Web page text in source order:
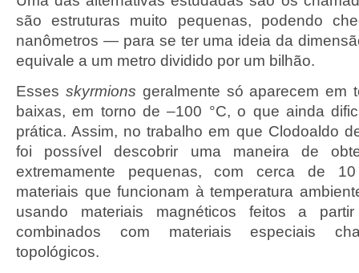
são estruturas muito pequenas, podendo
nanômetros — para se ter uma ideia da
equivale a um metro dividido por um bilhão.
Esses skyrmions geralmente só aparecem em
baixas, em torno de –100 °C, o que ainda
prática. Assim, no trabalho em que Clodoaldo
foi possível descobrir uma maneira de
extremamente pequenas, com cerca de
materiais que funcionam à temperatura
usando materiais magnéticos feitos a
combinados com materiais especiais
topológicos.